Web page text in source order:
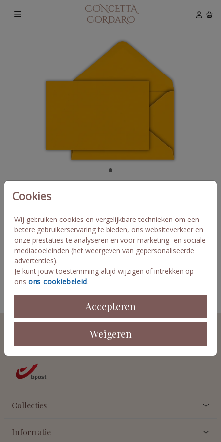
Cookies
Wij gebruiken cookies en vergelijkbare technieken om een
betere gebruikerservaring te bieden, ons websiteverkeer en
onze prestaties te analyseren en voor marketing- en sociale
mediadoeleinden (het weergeven van gepersonaliseerde
advertenties).
Je kunt jouw toestemming altijd wijzigen of intrekken op
ons ons cookiebeleid.
Accepteren
Weigeren
Aantal x 1 Prijs: € 0,45
OMSCHRIJVING
oker 12 x 18
per 1
Collecties
Informatie